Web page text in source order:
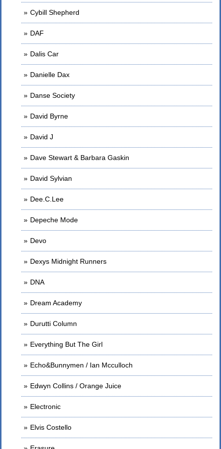
Cybill Shepherd
DAF
Dalis Car
Danielle Dax
Danse Society
David Byrne
David J
Dave Stewart & Barbara Gaskin
David Sylvian
Dee.C.Lee
Depeche Mode
Devo
Dexys Midnight Runners
DNA
Dream Academy
Durutti Column
Everything But The Girl
Echo&Bunnymen / Ian Mcculloch
Edwyn Collins / Orange Juice
Electronic
Elvis Costello